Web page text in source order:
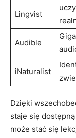
Lingvist
Audible
iNaturalist
Dzięki
staje się
może stać się